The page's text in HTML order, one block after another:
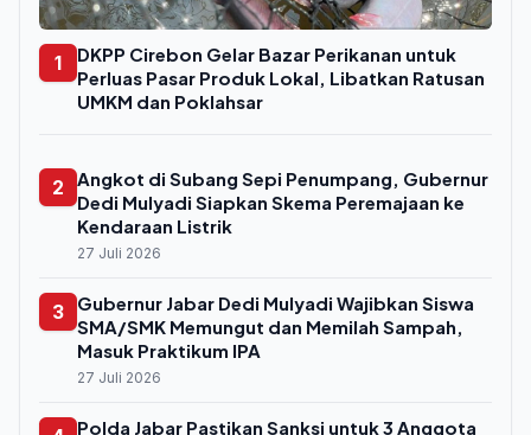
1
DKPP Cirebon Gelar Bazar Perikanan untuk
Perluas Pasar Produk Lokal, Libatkan Ratusan
UMKM dan Poklahsar
2
Angkot di Subang Sepi Penumpang, Gubernur
Dedi Mulyadi Siapkan Skema Peremajaan ke
Kendaraan Listrik
27 Juli 2026
3
Gubernur Jabar Dedi Mulyadi Wajibkan Siswa
SMA/SMK Memungut dan Memilah Sampah,
Masuk Praktikum IPA
27 Juli 2026
Polda Jabar Pastikan Sanksi untuk 3 Anggota